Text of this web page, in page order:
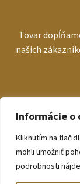
Informácie o
Kliknutím na
mohli umožniť
podrobnosti
Tovar
našich
© bezva.sk 2026
Zásady ochrany